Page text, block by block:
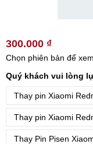
300.000 ₫
Chọn phiên bản để
Quý khách vui lòng
Thay pin Xiaomi
Thay pin Xiaomi
Thay Pin Pisen